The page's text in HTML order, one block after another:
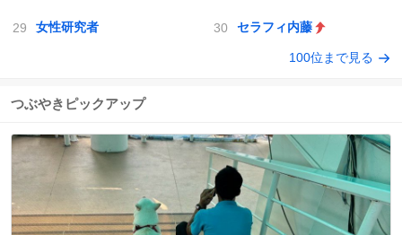
女性研究者 セラフィ内藤
100位まで見る
つぶやきピックアップ